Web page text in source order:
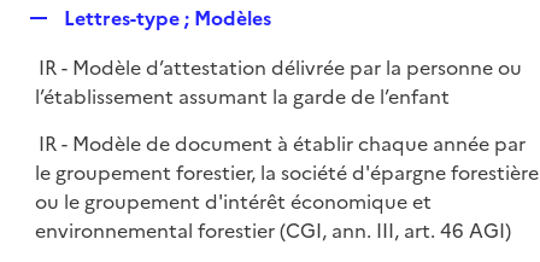
e
e
r
l
i
e
r
p
l
i
r
Lettres-type ; Modèles
IR - Modèle d’attestation délivrée par la personne ou
l’établissement assumant la garde de l’enfant
IR - Modèle de document à établir chaque année par
le groupement forestier, la société d'épargne forestière
ou le groupement d'intérêt économique et
environnemental forestier (CGI, ann. III, art. 46 AGI)